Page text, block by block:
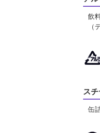
飲
（
ス
缶